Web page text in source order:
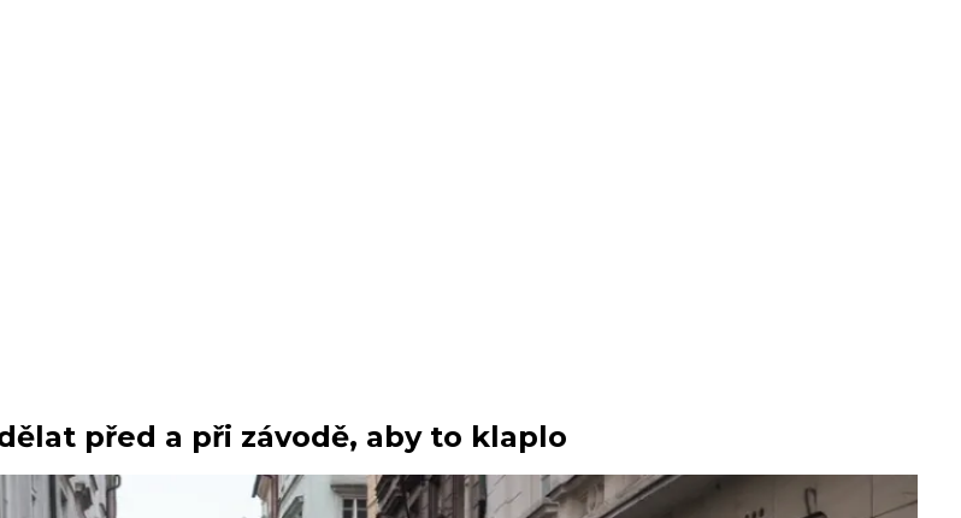
před a při závodě, aby to klaplo